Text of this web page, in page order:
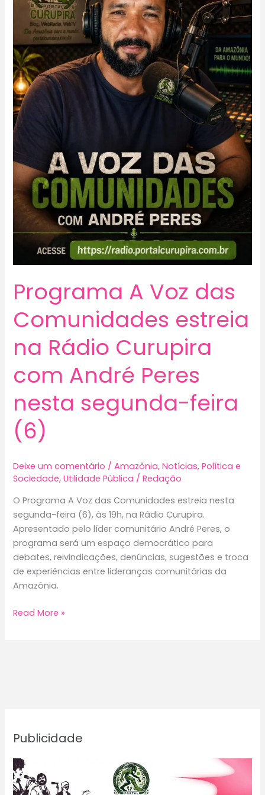
Publicidade
Programa A Voz das
Comunidades estreia
na Rádio Curupira
com André Peres
nesta segunda-feira
(6)
Deixe um comentário /Amazônia,Notícias,Política e
Sociedade,Utilidade Pública /Redação
O Programa A Voz das Comunidades estreia nesta
segunda-feira (6), às 19h, na Rádio Curupira.
Apresentado pelo líder comunitário André Peres, o
programa será um espaço democrático para
debates, reivindicações, denúncias, sugestões e troca
de experiências entre lideranças comunitárias da
Amazônia.
Programa
com
Peres
nesta
Read More »